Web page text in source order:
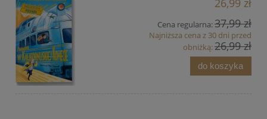
26,99 zł
Cena regularna:37,99 zł
Najniższa cena z 30 dni przed
obniżką:26,99 zł
do koszyka